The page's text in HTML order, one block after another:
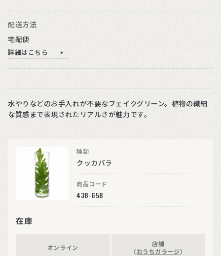
配送方法
宅配便
詳細はこちら
水やりなどのお手入れが不要なフェイクグリーン。植物の繊細
な質感まで表現されたリアルさが魅力です。
種類
クッカバラ
商品コード
438-658
在庫
オンライン
店舗
（おうちガラージ）